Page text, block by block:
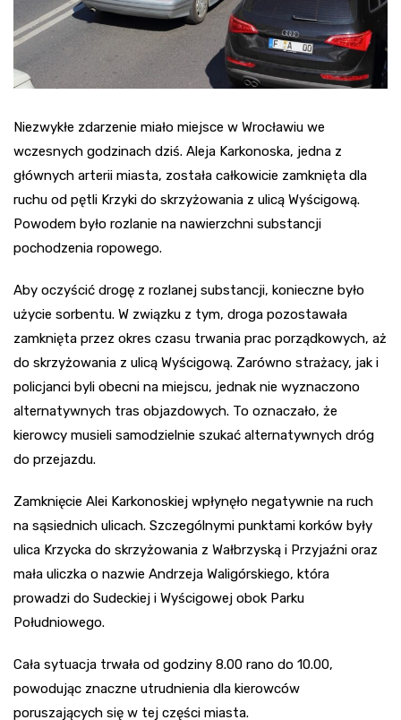
Niezwykłe zdarzenie miało miejsce w Wrocławiu we
wczesnych godzinach dziś. Aleja Karkonoska, jedna z
głównych arterii miasta, została całkowicie zamknięta dla
ruchu od pętli Krzyki do skrzyżowania z ulicą Wyścigową.
Powodem było rozlanie na nawierzchni substancji
pochodzenia ropowego.
Aby oczyścić drogę z rozlanej substancji, konieczne było
użycie sorbentu. W związku z tym, droga pozostawała
zamknięta przez okres czasu trwania prac porządkowych, aż
do skrzyżowania z ulicą Wyścigową. Zarówno strażacy, jak i
policjanci byli obecni na miejscu, jednak nie wyznaczono
alternatywnych tras objazdowych. To oznaczało, że
kierowcy musieli samodzielnie szukać alternatywnych dróg
do przejazdu.
Zamknięcie Alei Karkonoskiej wpłynęło negatywnie na ruch
na sąsiednich ulicach. Szczególnymi punktami korków były
ulica Krzycka do skrzyżowania z Wałbrzyską i Przyjaźni oraz
mała uliczka o nazwie Andrzeja Waligórskiego, która
prowadzi do Sudeckiej i Wyścigowej obok Parku
Południowego.
Cała sytuacja trwała od godziny 8.00 rano do 10.00,
powodując znaczne utrudnienia dla kierowców
poruszających się w tej części miasta.